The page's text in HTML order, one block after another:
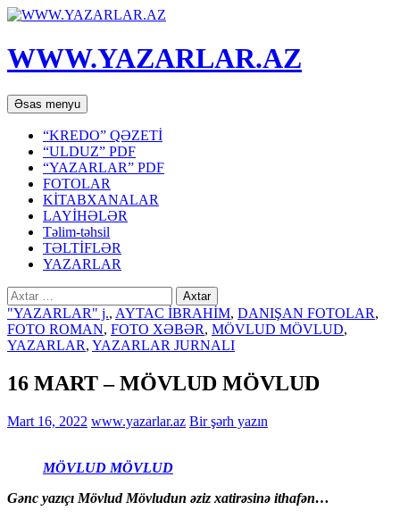
WWW.YAZARLAR.AZ
Axtar
Əsas menyu Mühtəviyyata
keç
“KREDO” QƏZETİ
“ULDUZ” PDF
“YAZARLAR” PDF
FOTOLAR
KİTABXANALAR
LAYİHƏLƏR
Təlim-təhsil
TƏLTİFLƏR
YAZARLAR
Axtarış:
"YAZARLAR" j., AYTAC İBRAHİM, DANIŞAN FOTOLAR,
FOTO ROMAN, FOTO XƏBƏR, MÖVLUD MÖVLUD,
YAZARLAR, YAZARLAR JURNALI
16 MART – MÖVLUD MÖVLUD
Mart 16, 2022 www.yazarlar.az Bir şərh yazın
MÖVLUD MÖVLUD
Gənc yazıçı Mövlud Mövludun əziz xatirəsinə ithafən…